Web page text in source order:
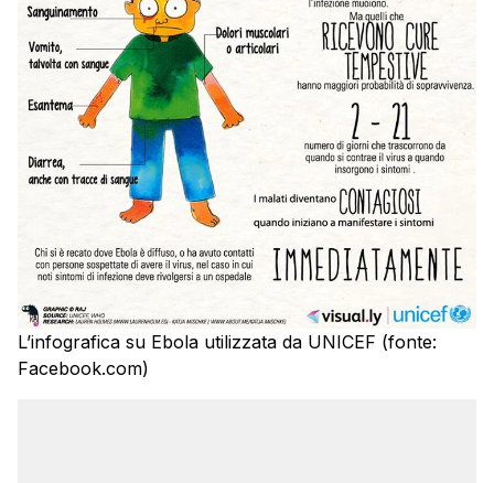
L’infografica su Ebola utilizzata da UNICEF (fonte:
Facebook.com)